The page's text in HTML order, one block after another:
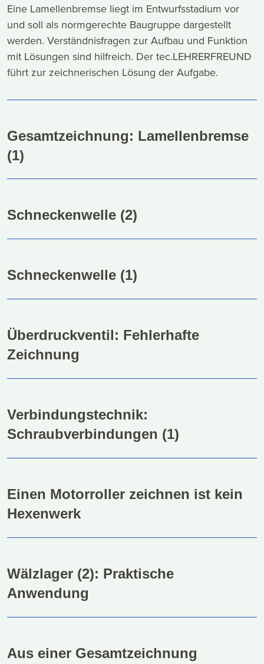
Eine Lamellenbremse liegt im Entwurfsstadium vor
und soll als normgerechte Baugruppe dargestellt
werden. Verständnisfragen zur Aufbau und Funktion
mit Lösungen sind hilfreich. Der tec.LEHRERFREUND
führt zur zeichnerischen Lösung der Aufgabe.
Gesamtzeichnung: Lamellenbremse
(1)
Schneckenwelle (2)
Schneckenwelle (1)
Überdruckventil: Fehlerhafte
Zeichnung
Verbindungstechnik:
Schraubverbindungen (1)
Einen Motorroller zeichnen ist kein
Hexenwerk
Wälzlager (2): Praktische
Anwendung
Aus einer Gesamtzeichnung